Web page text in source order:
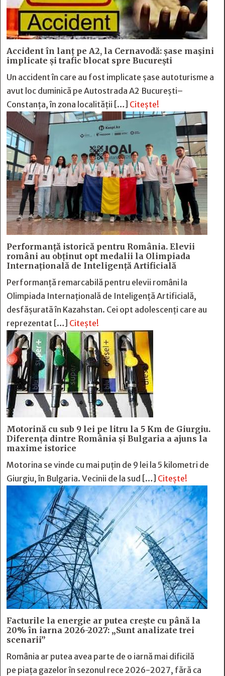
Accident în lanț pe A2, la Cernavodă: șase mașini
implicate și trafic blocat spre București
Un accident în care au fost implicate șase autoturisme a
avut loc duminică pe Autostrada A2 București–
Constanța, în zona localității […] Citește!
Performanță istorică pentru România. Elevii
români au obținut opt medalii la Olimpiada
Internațională de Inteligență Artificială
Performanță remarcabilă pentru elevii români la
Olimpiada Internațională de Inteligență Artificială,
desfășurată în Kazahstan. Cei opt adolescenți care au
reprezentat […] Citește!
Motorină cu sub 9 lei pe litru la 5 Km de Giurgiu.
Diferența dintre România și Bulgaria a ajuns la
maxime istorice
Motorina se vinde cu mai puțin de 9 lei la 5 kilometri de
Giurgiu, în Bulgaria. Vecinii de la sud […] Citește!
Facturile la energie ar putea crește cu până la
20% în iarna 2026-2027: „Sunt analizate trei
scenarii”
România ar putea avea parte de o iarnă mai dificilă
pe piața gazelor în sezonul rece 2026-2027, fără ca